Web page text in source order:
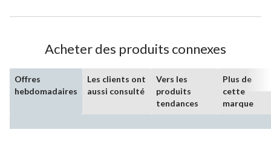
Acheter des produits connexes
Offres
hebdomadaires
Les clients ont
aussi consulté
Vers les
produits
tendances
Plus de
cette
marque